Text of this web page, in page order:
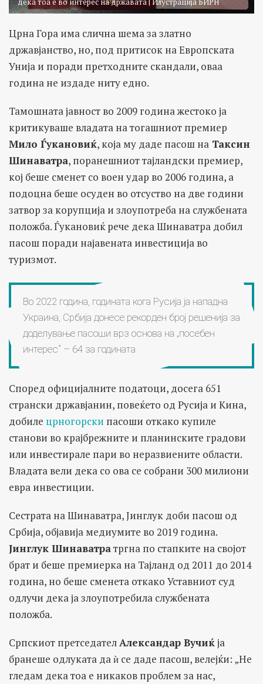
Црна Гора има слична шема за златно
државјанство, но, под притисок на Европската
Унија и поради претходните скандали, оваа
година не издаде ниту едно.
Тамошната јавност во 2009 година жестоко ја
критикуваше владата на тогашниот премиер
Мило Ѓукановиќ, која му даде пасош на Таксин
Шинаватра, поранешниот тајландски премиер,
кој беше сменет со воен удар во 2006 година, а
подоцна беше осуден во отсуство на две години
затвор за корупција и злоупотреба на службената
положба. Ѓукановиќ рече дека Шинаватра добил
пасош поради најавената инвестиција во
туризмот.
Во 2022 година, годината кога Русија ја нападна
Украина, Србија донесе рекорден број решенија за
доделување пасоши врз основа на „посебен
интерес“ – 64 за годината
Според официјалните податоци, досега 651
странски државјанин, повеќето од Русија и Кина,
добиле црногорски пасоши откако купиле
станови во крајбрежните и планинските градови
или инвестирале пари во неразвиените области.
Владата вели дека со ова се собрани 300 милиони
евра инвестиции.
Сестрата на Шинаватра, Јинглук доби пасош од
Србија, објавија медиумите во 2019 година.
Јинглук Шинаватратргна по стапките на својот
брат и беше премиерка на Тајланд од 2011 до 2014
година, но беше сменета откако Уставниот суд
одлучи дека ја злоупотребила службената
положба.
Српскиот претседателАлександар Вучиќја
бранеше одлуката да ѝ се даде пасош, велејќи: „Не
гледам дека тоа е никаков проблем за нас,